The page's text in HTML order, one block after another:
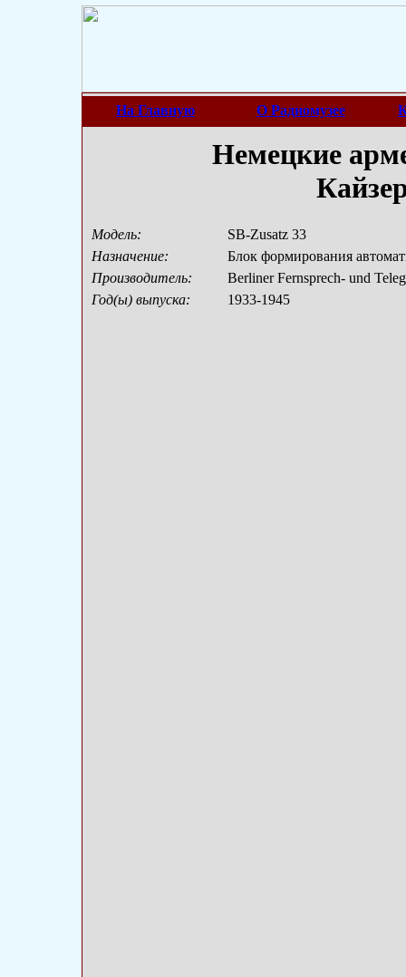
На Главную О Радиомузее
Немецкие
Модель:
SB-Zusatz 33
Назначение:
Блок формирования
Производитель:
Berliner Fernsprech- und
Год(ы) выпуска:
1933-1945